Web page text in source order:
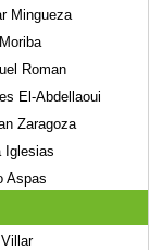
Mingueza
Roman
El-Abdellaoui
Zaragoza
Iglesias
Aspas